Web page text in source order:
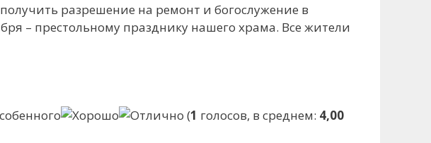
разрешение на ремонт и богослужение в
– престольному празднику нашего храма. Все жители
(1 голосов, в среднем: 4,00